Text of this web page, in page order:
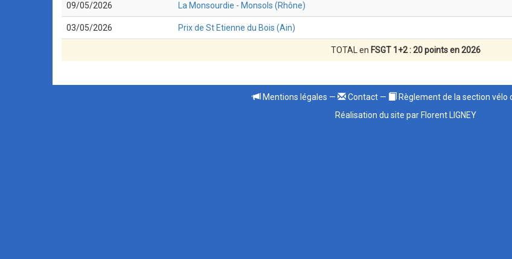
09/05/2026 La Monsourdie - Monsols (Rhône)
03/05/2026 Prix de St Etienne du Bois (Ain)
TOTAL en FSGT 1+2 : 20 points en 2026
Mentions légales — Contact—
Règlement de la section vélo
Réalisation du site par Florent LIGNEY